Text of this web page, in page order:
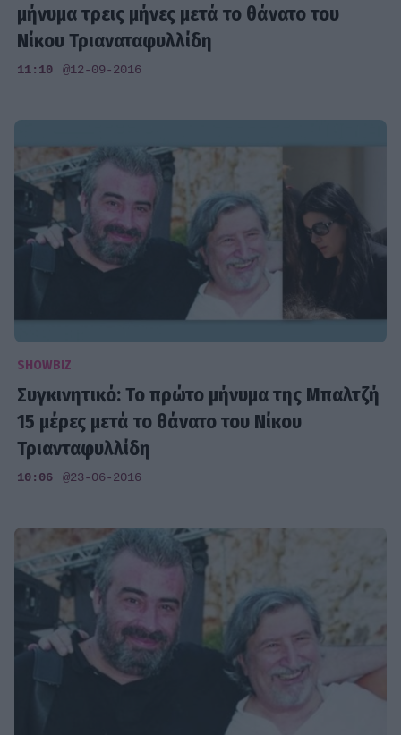
μήνυμα τρεις μήνες μετά το θάνατο του
Νίκου Τριαναταφυλλίδη
11:10 @12-09-2016
SHOWBIZ
Συγκινητικό: Το πρώτο μήνυμα της Μπαλτζή
15 μέρες μετά το θάνατο του Νίκου
Τριανταφυλλίδη
10:06 @23-06-2016